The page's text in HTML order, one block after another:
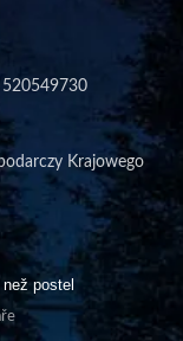
520549730
Krajowego
postel